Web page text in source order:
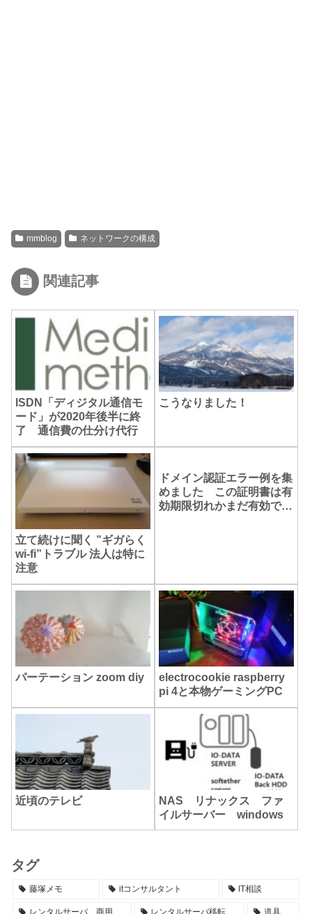
mmblog ネットワークの構成
関連記事
ISDN「ディジタル通信モ
ード」が2020年後半に終
了 通信費の仕分け代行
こうなりました！
立て続けに聞く ”ギガらく
wi-fi”トラブル 法人は特に
注意
ドメイン認証エラー例を集
めました この証明書は有
効期限切れかまだ有効では
パーテーション zoom diy
electrocookie raspberry
pi 4と本物ゲーミングPC
近頃のテレビ
NAS リナックス ファ
イルサーバー windows
タグ
藤塚メモ itコンサルタント IT相談